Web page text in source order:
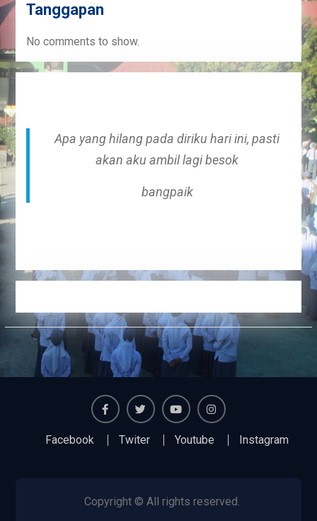
Tanggapan
No comments to show.
Apa yang hilang pada diriku hari ini, pasti
akan aku ambil lagi besok
bangpaik
FacebookTwiter Instagram
Facebook Twiter Youtube Instagram
Copyright © All rights reserved.